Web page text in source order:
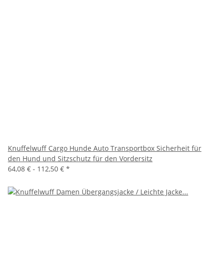
Knuffelwuff Cargo Hunde Auto Transportbox Sicherheit für
den Hund und Sitzschutz für den Vordersitz
64,08 € - 112,50 € *